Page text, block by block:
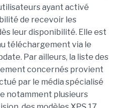
ayant activé
de recevoir les
leur disponibilité. Elle est
téléchargement via le
Par ailleurs, la liste des
concernés provient
par le média spécialisé
notamment plusieurs